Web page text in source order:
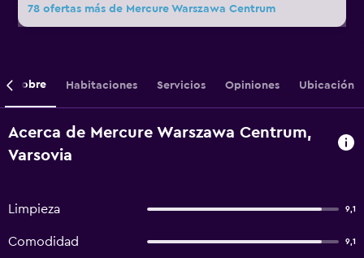
78 ofertas más de Mercure Warszawa Centrum
Sobre Habitaciones Servicios Opiniones Ubicación
Acerca de Mercure Warszawa Centrum,
Varsovia
Limpieza 9,1
Comodidad 9,1